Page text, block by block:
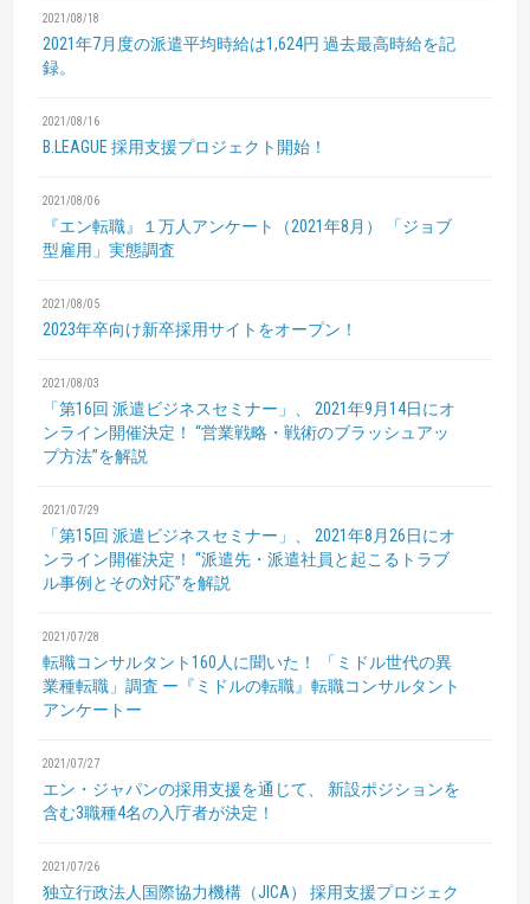
2021/08/18
2021年7月度の派遣平均時給は1,624円 過去最高時給を記
録。
2021/08/16
B.LEAGUE 採用支援プロジェクト開始！
2021/08/06
『エン転職』１万人アンケート（2021年8月）
「ジョブ
型雇用」実態調査
2021/08/05
2023年卒向け新卒採用サイトをオープン！
2021/08/03
「第16回 派遣ビジネスセミナー」、
2021年9月14日にオ
ンライン開催決定！ “営業戦略・戦術のブラッシュアッ
プ方法”を解説
2021/07/29
「第15回 派遣ビジネスセミナー」、
2021年8月26日にオ
ンライン開催決定！ “派遣先・派遣社員と起こるトラブ
ル事例とその対応”を解説
2021/07/28
転職コンサルタント160人に聞いた！
「ミドル世代の異
業種転職」調査 ー『ミドルの転職』転職コンサルタント
アンケートー
2021/07/27
エン・ジャパンの採用支援を通じて、
新設ポジションを
含む3職種4名の入庁者が決定！
2021/07/26
独立行政法人国際協力機構（JICA） 採用支援プロジェク